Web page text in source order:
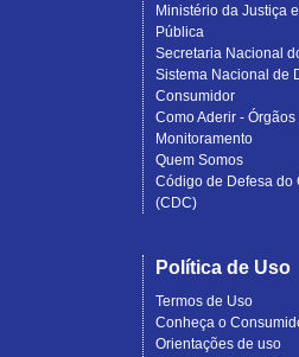
Ministério da Justiça
Pública
Secretaria Nacional
Sistema Nacional de
Consumidor
Como Aderir - Órgãos
Monitoramento
Quem Somos
Código de Defesa do
(CDC)
Política de Uso
Termos de Uso
Conheça o
Orientações de uso